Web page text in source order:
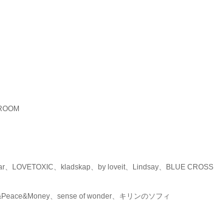
LOVETOXIC、kladskap、by loveit、Lindsay、BLUE CROSS
、sense of wonder、キリンのソフィ